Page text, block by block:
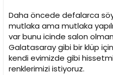
Daha öncede defalarca
mutlaka ama mutlaka
var bunu icinde salon
Galatasaray gibi bir klüp
kendi evimizde gibi
renklerimizi istiyoruz.